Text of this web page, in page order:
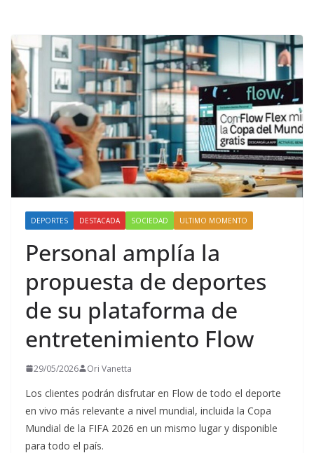
DEPORTES DESTACADA SOCIEDAD ULTIMO MOMENTO
Personal amplía la
propuesta de deportes
de su plataforma de
entretenimiento Flow
29/05/2026 Ori Vanetta
Los clientes podrán disfrutar en Flow de todo el deporte
en vivo más relevante a nivel mundial, incluida la Copa
Mundial de la FIFA 2026 en un mismo lugar y disponible
para todo el país.